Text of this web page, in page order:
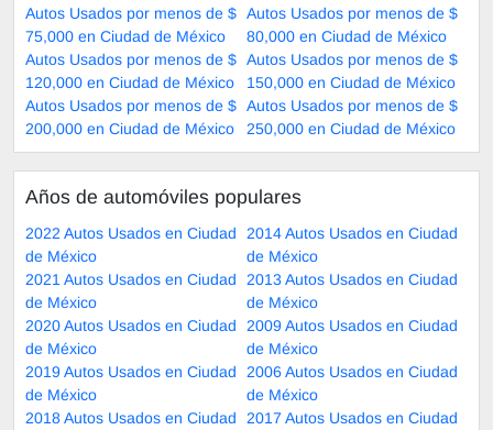
Autos Usados por menos de $
75,000 en Ciudad de México
Autos Usados por menos de $
80,000 en Ciudad de México
Autos Usados por menos de $
120,000 en Ciudad de México
Autos Usados por menos de $
150,000 en Ciudad de México
Autos Usados por menos de $
200,000 en Ciudad de México
Autos Usados por menos de $
250,000 en Ciudad de México
Años de automóviles populares
2022 Autos Usados en Ciudad
de México
2014 Autos Usados en Ciudad
de México
2021 Autos Usados en Ciudad
de México
2013 Autos Usados en Ciudad
de México
2020 Autos Usados en Ciudad
de México
2009 Autos Usados en Ciudad
de México
2019 Autos Usados en Ciudad
de México
2006 Autos Usados en Ciudad
de México
2018 Autos Usados en Ciudad
2017 Autos Usados en Ciudad